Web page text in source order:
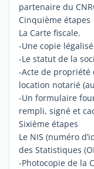
partenaire du
Cinquième étapes
La Carte fiscale.
-Une copie
-Le statut de la
-Acte de propriété
location notarié
-Un formulaire
rempli, signé et
Sixième étapes
Le NIS (numéro
des Statistiques
-Photocopie de la